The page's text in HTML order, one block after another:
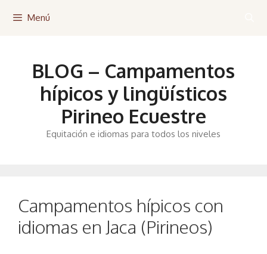
Menú
BLOG – Campamentos
hípicos y lingüísticos
Pirineo Ecuestre
Equitación e idiomas para todos los niveles
Campamentos hípicos con
idiomas en Jaca (Pirineos)